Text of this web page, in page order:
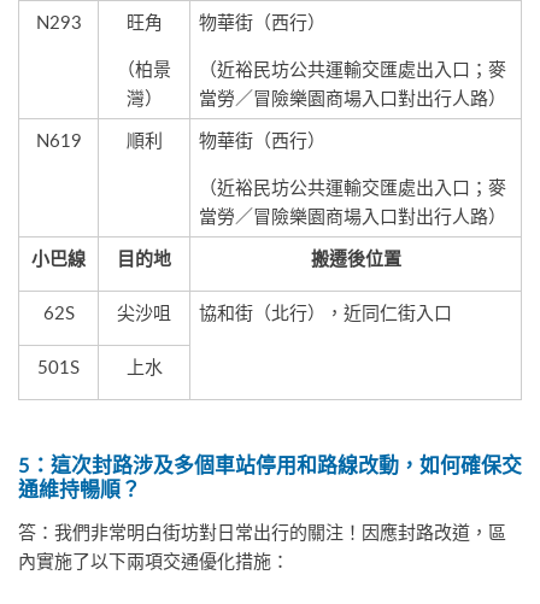
N293
旺角
（柏景
灣）
物華街（西行）
（近裕民坊公共運輸交匯處出入口；麥
當勞／冒險樂園商場入口對出行人路）
N619
順利
物華街（西行）
（近裕民坊公共運輸交匯處出入口；麥
當勞／冒險樂園商場入口對出行人路）
小巴線 目的地 搬遷後位置
62S 尖沙咀 協和街（北行），近同仁街入口
501S 上水
5 ：這次封路涉及多個車站停用和路線改動，如何確保交
通維持暢順？
答：我們非常明白街坊對日常出行的關注！因應封路改道，區
內實施了以下兩項交通優化措施：